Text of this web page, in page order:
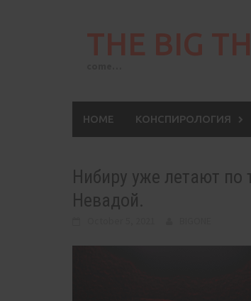
THE BIG
HOME КОНСПИРОЛОГИЯ
Нибиру уже летают
Невадой.